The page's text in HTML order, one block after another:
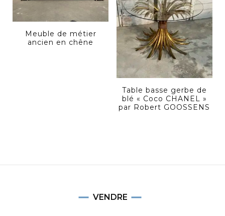
Meuble de métier
ancien en chêne
Table basse gerbe de
blé « Coco CHANEL »
par Robert GOOSSENS
VENDRE